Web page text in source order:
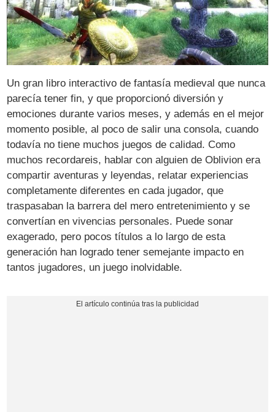
Un gran libro interactivo de fantasía medieval que nunca
parecía tener fin, y que proporcionó diversión y
emociones durante varios meses, y además en el mejor
momento posible, al poco de salir una consola, cuando
todavía no tiene muchos juegos de calidad. Como
muchos recordareis, hablar con alguien de Oblivion era
compartir aventuras y leyendas, relatar experiencias
completamente diferentes en cada jugador, que
traspasaban la barrera del mero entretenimiento y se
convertían en vivencias personales. Puede sonar
exagerado, pero pocos títulos a lo largo de esta
generación han logrado tener semejante impacto en
tantos jugadores, un juego inolvidable.